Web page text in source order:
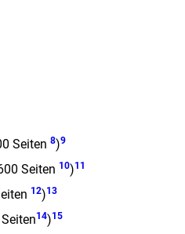
Seiten 8)9
Seiten 10)11
12)13
14)15